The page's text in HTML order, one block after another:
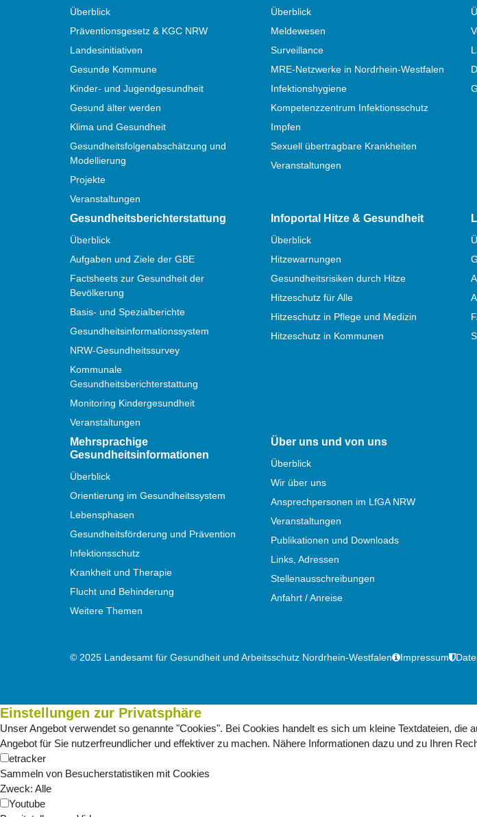
Überblick
Präventionsgesetz & KGC NRW
Landesinitiativen
Gesunde Kommune
Kinder- und Jugendgesundheit
Gesund älter werden
Klima und Gesundheit
Gesundheitsfolgenabschätzung und
Modellierung
Projekte
Veranstaltungen
Überblick
Meldewesen
Surveillance
MRE-Netzwerke in Nordrhein-Westfalen
Infektionshygiene
Kompetenzzentrum Infektionsschutz
Impfen
Sexuell übertragbare Krankheiten
Veranstaltungen
Gesundheitsberichterstattung
Überblick
Aufgaben und Ziele der GBE
Factsheets zur Gesundheit der
Bevölkerung
Basis- und Spezialberichte
Gesundheitsinformationssystem
NRW-Gesundheitssurvey
Kommunale
Gesundheitsberichterstattung
Monitoring Kindergesundheit
Veranstaltungen
Infoportal Hitze & Gesundheit
Überblick
Hitzewarnungen
Gesundheitsrisiken durch Hitze
Hitzeschutz für Alle
Hitzeschutz in Pflege und Medizin
Hitzeschutz in Kommunen
Mehrsprachige
Gesundheitsinformationen
Überblick
Orientierung im Gesundheitssystem
Lebensphasen
Gesundheitsförderung und Prävention
Infektionsschutz
Krankheit und Therapie
Flucht und Behinderung
Weitere Themen
Über uns und von uns
Überblick
Wir über uns
Ansprechpersonen im LfGA NRW
Veranstaltungen
Publikationen und Downloads
Links, Adressen
Stellenausschreibungen
Anfahrt / Anreise
© 2025 Landesamt für Gesundheit und Arbeitsschutz Nordrhein-Westfalen Impressum
Einstellungen zur Privatsphäre
Unser Angebot verwendet so genannte "Cookies". Bei Cookies handelt es sich um kleine Textdateien,
Angebot für Sie nutzerfreundlicher und effektiver zu machen. Nähere Informationen dazu und zu Ihren
etracker
Sammeln von Besucherstatistiken mit Cookies
Zweck: Alle
Youtube